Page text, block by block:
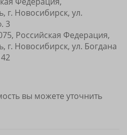
г. Новосибирск, ул.
3
Российская Федерация,
г. Новосибирск, ул. Богдана
вы можете уточнить